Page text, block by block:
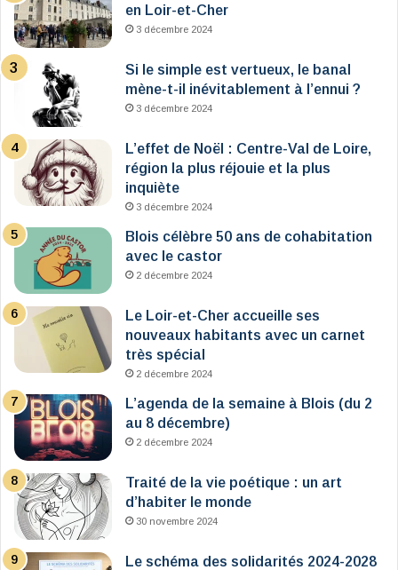
en Loir-et-Cher
3 décembre 2024
Si le simple est vertueux, le banal
mène-t-il inévitablement à l’ennui ?
3 décembre 2024
L’effet de Noël : Centre-Val de Loire,
région la plus réjouie et la plus
inquiète
3 décembre 2024
Blois célèbre 50 ans de cohabitation
avec le castor
2 décembre 2024
Le Loir-et-Cher accueille ses
nouveaux habitants avec un carnet
très spécial
2 décembre 2024
L’agenda de la semaine à Blois (du 2
au 8 décembre)
2 décembre 2024
Traité de la vie poétique : un art
d’habiter le monde
30 novembre 2024
Le schéma des solidarités 2024-2028